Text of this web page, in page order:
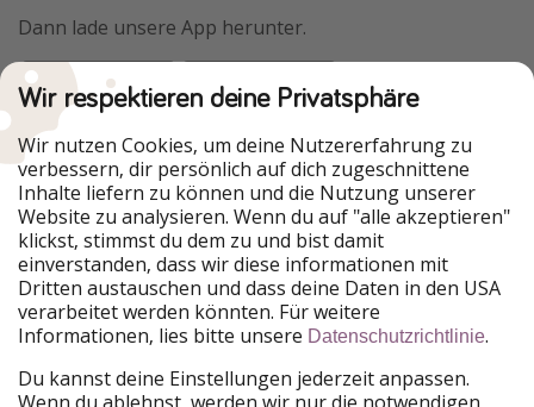
Dann lade unsere App herunter.
Urlaubspiraten ist Teil der HolidayPirates Group
Unsere Märkte
PiratinViaggio
HolidayPirates
VakantiePiraten
WakacyjniPiraci
VoyagesPirates
Ferienpiraten
Urlaubspiraten
ViajerosPiratas
TravelPirates
HolidayPirates Group
Wir respektieren deine Privatsphäre
Wir nutzen Cookies, um deine Nutzererfahrung zu
verbessern, dir persönlich auf dich zugeschnittene
Inhalte liefern zu können und die Nutzung unserer
Website zu analysieren. Wenn du auf "alle akzeptieren"
klickst, stimmst du dem zu und bist damit
einverstanden, dass wir diese informationen mit
Dritten austauschen und dass deine Daten in den USA
verarbeitet werden könnten. Für weitere
Informationen, lies bitte unsere Datenschutzrichtlinie.
Du kannst deine Einstellungen jederzeit anpassen.